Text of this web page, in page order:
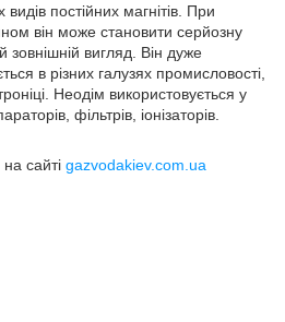
постійних магнітів. При
він може становити серйозну
вигляд. Він дуже
в різних галузях промисловості,
Неодім використовується у
фільтрів, іонізаторів.
сайті gazvodakiev.com.ua